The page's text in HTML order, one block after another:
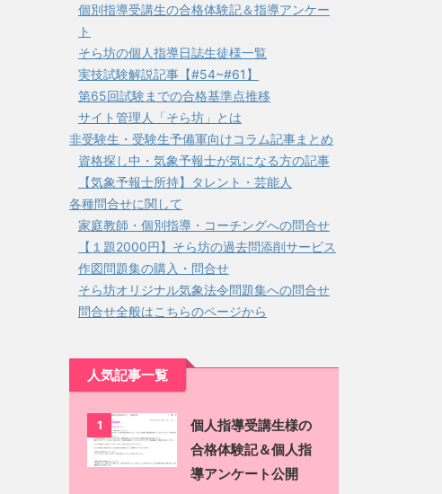
個別指導受講生の合格体験記＆指導アンケー
ト
そら坊の個人指導日誌生徒様一覧
実技試験解説記事【#54~#61】
第65回試験までの合格基準点推移
サイト管理人「そら坊」とは
非受験生・受験生予備軍向けコラム記事まとめ
資格探し中・気象予報士が気になる方の記事
【気象予報士所持】タレント・芸能人
各種問合せに関して
家庭教師・個別指導・コーチングへの問合せ
【１題2000円】そら坊の過去問添削サービス
作図問題集の購入・問合せ
そら坊オリジナル気象法令問題集への問合せ
問合せ全般はこちらのページから
人気記事一覧
1
個人指導受講生様の
合格体験記＆個人指
導アンケート公開